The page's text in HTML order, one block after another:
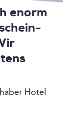
enorm
Hotel